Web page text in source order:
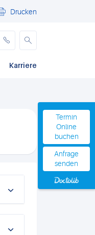
Termin
Online
buchen
Anfrage
senden
Drucken
Karriere